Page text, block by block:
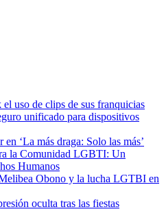
uso de clips de sus franquicias
unificado para dispositivos
‘La más draga: Solo las más’
la Comunidad LGBTI: Un
Humanos
Obono y la lucha LGTBI en
oculta tras las fiestas